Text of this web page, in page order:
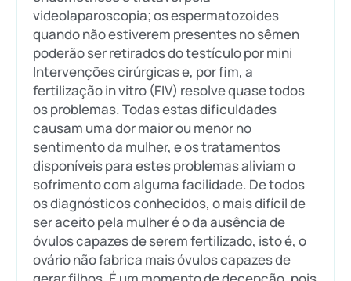
videolaparoscopia; os espermatozoides
quando não estiverem presentes no sêmen
poderão ser retirados do testículo por mini
Intervenções cirúrgicas e, por fim, a
fertilização in vitro (FIV) resolve quase todos
os problemas. Todas estas dificuldades
causam uma dor maior ou menor no
sentimento da mulher, e os tratamentos
disponíveis para estes problemas aliviam o
sofrimento com alguma facilidade. De todos
os diagnósticos conhecidos, o mais difícil de
ser aceito pela mulher é o da ausência de
óvulos capazes de serem fertilizado, isto é, o
ovário não fabrica mais óvulos capazes de